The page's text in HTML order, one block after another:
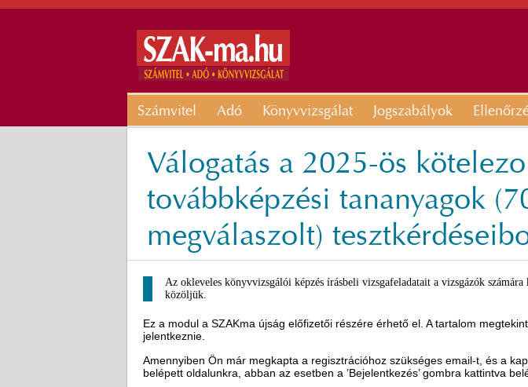
Számvitel Adó Könyvvizsgálat Jogszabályok
Válogatás a 2025-ös
továbbképzési tananyagok
megválaszolt)
Az okleveles könyvvizsgálói képzés írásbeli vizsgafeladatait a vizsgázók
közöljük.
Ez a modul a SZAKma újság előfizetői részére érhető el. A tartalom
jelentkeznie.
Amennyiben Ön már megkapta a regisztrációhoz szükséges email-t, és a
belépett oldalunkra, abban az esetben a ’Bejelentkezés’ gombra kattintva